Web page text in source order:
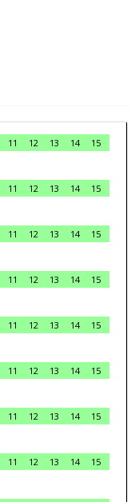
11 12 13 14
15
11 12 13 14
15
11 12 13 14
15
11 12 13 14
15
11 12 13 14
15
11 12 13 14
15
11 12 13 14
15
11 12 13 14
15